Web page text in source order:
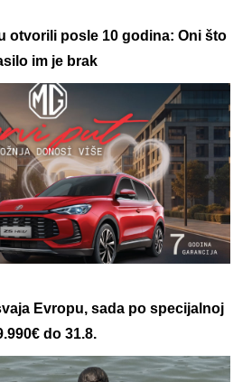
otvorili posle 10 godina: Oni što
im je brak
Evropu, sada po specijalnoj
do 31.8.